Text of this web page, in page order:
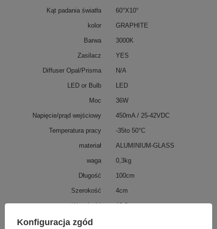
Kąt padania światła 60°Χ10°
kolor GRAPHITE
Barwa 3000K
Zasilacz YES
Diffuser Opal/Prisma N/A
LED or Bulb LED
Moc 36W
Napięcie/prąd wejściowy 450mA / 25-42VDC
Temperatura pracy -35to 50°C
materiał ALUMINIUM-GLASS
waga 0,3kg
Długość 100cm
Szerokość 4cm
Wysokość 12,3cm
Konfiguracja zgód